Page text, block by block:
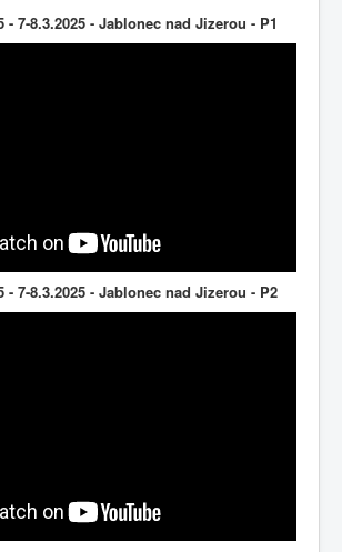
- 7-8.3.2025 - Jablonec nad Jizerou - P1
- 7-8.3.2025 - Jablonec nad Jizerou - P2